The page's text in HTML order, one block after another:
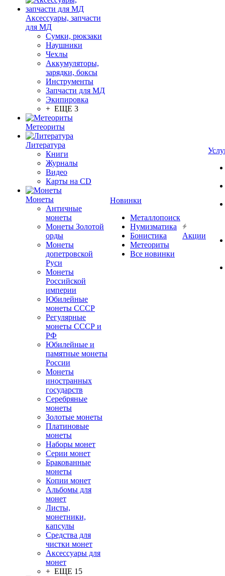
Аксессуары, запчасти
для МД
Сумки, рюкзаки
Наушники
Чехлы
Аккумуляторы,
зарядки, боксы
Инструменты
Запчасти для МД
Экипировка
+ ЕЩЕ 3
Метеориты
Литература
Книги
Журналы
Видео
Карты на CD
Монеты
Античные
монеты
Монеты Золотой
орды
Монеты
допетровской
Руси
Монеты
Российской
империи
Юбилейные
монеты СССР
Регулярные
монеты СССР и
РФ
Юбилейные и
памятные монеты
России
Монеты
иностранных
государств
Серебряные
монеты
Золотые монеты
Платиновые
монеты
Наборы монет
Серии монет
Бракованные
монеты
Копии монет
Альбомы для
монет
Листы,
монетники,
капсулы
Средства для
чистки монет
Аксессуары для
монет
+ ЕЩЕ 15
Новинки
Металлопоиск
Нумизматика
Бонистика
Метеориты
Все новинки
Акции